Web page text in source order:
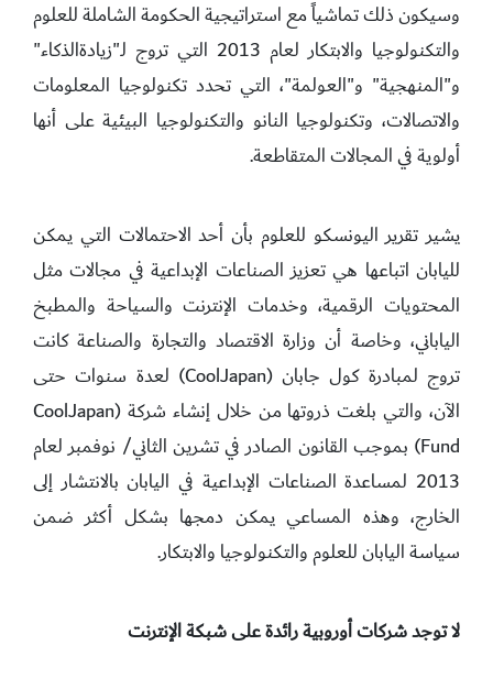
وسيكون ذلك تماشياً مع استراتيجية الحكومة الشاملة للعلوم
والتكنولوجيا والابتكار لعام 2013 التي تروج لـ"زيادةالذكاء"
و"المنهجية" و"العولمة"، التي تحدد تكنولوجيا المعلومات
والاتصالات، وتكنولوجيا النانو والتكنولوجيا البيئية على أنها
أولوية في المجالات المتقاطعة.
يشير تقرير اليونسكو للعلوم بأن أحد الاحتمالات التي يمكن
لليابان اتباعها هي تعزيز الصناعات الإبداعية في مجالات مثل
المحتويات الرقمية، وخدمات الإنترنت والسياحة والمطبخ
الياباني، وخاصة أن وزارة الاقتصاد والتجارة والصناعة كانت
تروج لمبادرة كول جابان (CoolJapan) لعدة سنوات حتى
الآن، والتي بلغت ذروتها من خلال إنشاء شركة (CoolJapan
Fund) بموجب القانون الصادر في تشرين الثاني/ نوفمبر لعام
2013 لمساعدة الصناعات الإبداعية في اليابان بالانتشار إلى
الخارج، وهذه المساعي يمكن دمجها بشكل أكثر ضمن
سياسة اليابان للعلوم والتكنولوجيا والابتكار.
لا توجد شركات أوروبية رائدة على شبكة الإنترنت